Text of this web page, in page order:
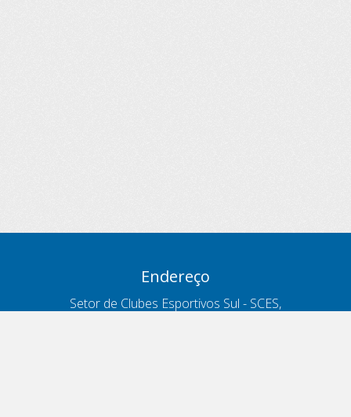
Endereço
Setor de Clubes Esportivos Sul - SCES,